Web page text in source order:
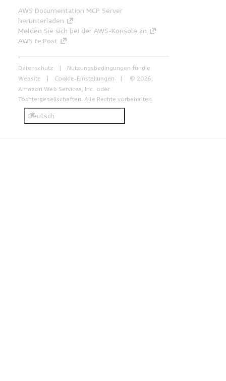
AWS Documentation MCP Server
herunterladen
Melden Sie sich bei der AWS-Konsole an
AWS re:Post
Datenschutz
Nutzungsbedingungen für die
Website
Cookie-Einstellungen
© 2026,
Amazon Web Services, Inc. oder
Tochtergesellschaften. Alle Rechte vorbehalten.
Deutsch